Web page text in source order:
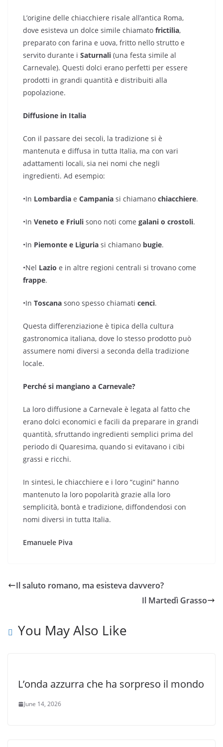
L’origine delle chiacchiere risale all’antica Roma,
dove esisteva un dolce simile chiamato frictilia,
preparato con farina e uova, fritto nello strutto e
servito durante i Saturnali (una festa simile al
Carnevale). Questi dolci erano perfetti per essere
prodotti in grandi quantità e distribuiti alla
popolazione.
Diffusione in Italia
Con il passare dei secoli, la tradizione si è
mantenuta e diffusa in tutta Italia, ma con vari
adattamenti locali, sia nei nomi che negli
ingredienti. Ad esempio:
•In Lombardia e Campania si chiamano chiacchiere.
•In Veneto e Friuli sono noti come galani o crostoli.
•In Piemonte e Liguria si chiamano bugie.
•Nel Lazio e in altre regioni centrali si trovano come
frappe.
•In Toscana sono spesso chiamati cenci.
Questa differenziazione è tipica della cultura
gastronomica italiana, dove lo stesso prodotto può
assumere nomi diversi a seconda della tradizione
locale.
Perché si mangiano a Carnevale?
La loro diffusione a Carnevale è legata al fatto che
erano dolci economici e facili da preparare in grandi
quantità, sfruttando ingredienti semplici prima del
periodo di Quaresima, quando si evitavano i cibi
grassi e ricchi.
In sintesi, le chiacchiere e i loro “cugini” hanno
mantenuto la loro popolarità grazie alla loro
semplicità, bontà e tradizione, diffondendosi con
nomi diversi in tutta Italia.
Emanuele Piva
Il saluto romano, ma esisteva davvero?
Il Martedì Grasso
You May Also Like
L’onda azzurra che ha sorpreso il mondo
June 14, 2026